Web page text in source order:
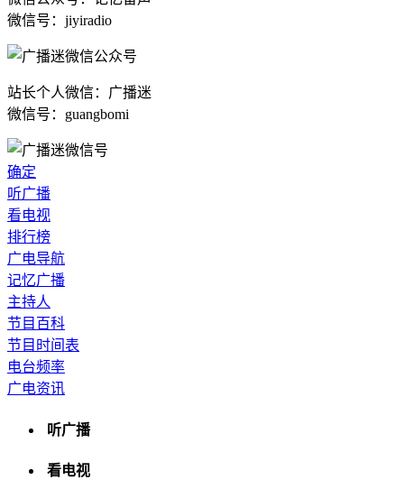
微信号：jiyiradio
站长个人微信：广播迷
微信号：guangbomi
确定
听广播
看电视
排行榜
广电导航
记忆广播
主持人
节目百科
节目时间表
电台频率
广电资讯
听广播
看电视